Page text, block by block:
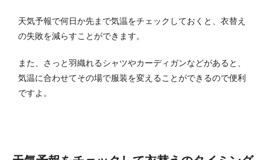
天気予報で何日か先まで気温をチェックしておくと、衣替え
の失敗を減らすことができます。
また、さっと羽織れるシャツやカーディガンなどがあると、
気温に合わせてその場で服装を変えることができるので便利
ですよ。